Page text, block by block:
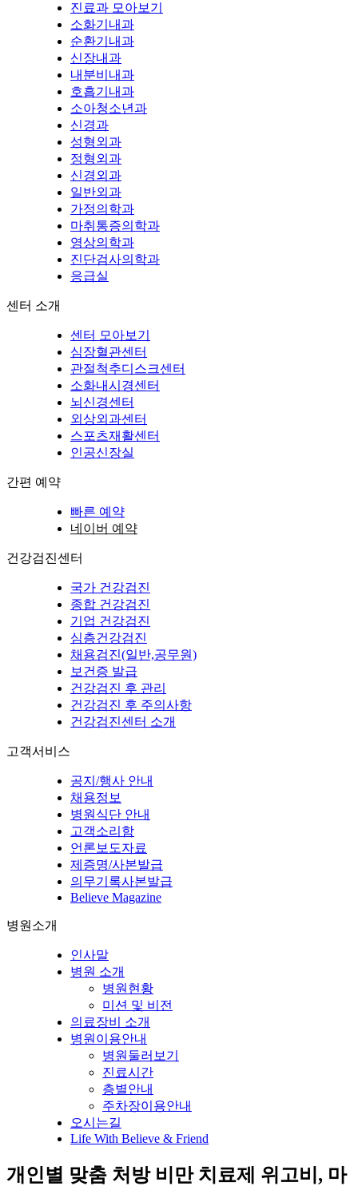
진료과 모아보기
소화기내과
순환기내과
신장내과
내분비내과
호흡기내과
소아청소년과
신경과
성형외과
정형외과
신경외과
일반외과
가정의학과
마취통증의학과
영상의학과
진단검사의학과
응급실
센터 소개
센터 모아보기
심장혈관센터
관절척추디스크센터
소화내시경센터
뇌신경센터
외상외과센터
스포츠재활센터
인공신장실
간편 예약
빠른 예약
네이버 예약
건강검진센터
국가 건강검진
종합 건강검진
기업 건강검진
심층건강검진
채용검진(일반,공무원)
보건증 발급
건강검진 후 관리
건강검진 후 주의사항
건강검진센터 소개
고객서비스
공지/행사 안내
채용정보
병원식단 안내
고객소리함
언론보도자료
제증명/사본발급
의무기록사본발급
Believe Magazine
병원소개
인사말
병원 소개
병원현황
미션 및 비전
의료장비 소개
병원이용안내
병원둘러보기
진료시간
층별안내
주차장이용안내
오시는길
Life With Believe & Friend
개인별 맞춤 처방 비만 치료제 위고비, 마